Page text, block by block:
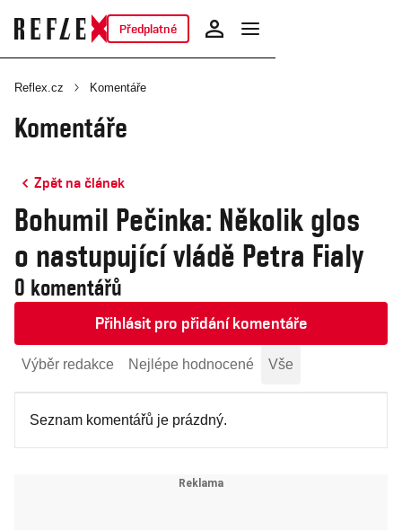
Předplatné
Reflex.cz Komentáře
Komentáře
Zpět na článek
Bohumil Pečinka: Několik glos
o nastupující vládě Petra Fialy
0 komentářů
Přihlásit pro přidání komentáře
Výběr redakce Nejlépe hodnocené Vše
Seznam komentářů je prázdný.